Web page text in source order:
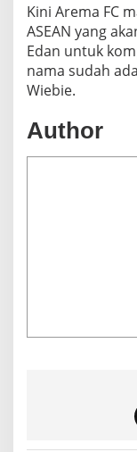
Kini Arema FC
ASEAN yang
Edan untuk
nama sudah
Wiebie.
Author